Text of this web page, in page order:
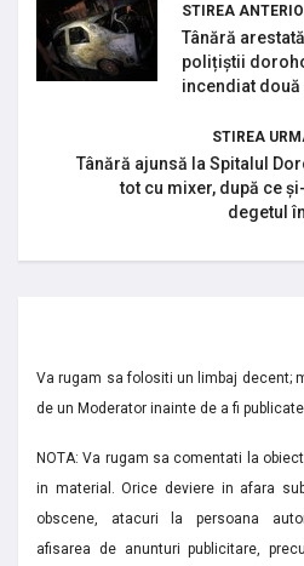
STIREA
Tânără
polițiștii
incendiat
STIREA
Tânără ajunsă la Spitalul
tot cu mixer, după ce
degetul
Va rugam sa folositi un limbaj decent;
de un Moderator inainte de a fi
NOTA: Va rugam sa comentati la
in material. Orice deviere in afara
obscene, atacuri la persoana
afisarea de anunturi publicitare,